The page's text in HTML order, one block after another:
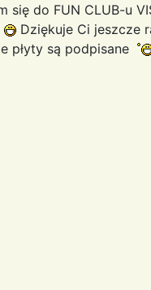
się do FUN CLUB-u
Dziękuje Ci jeszcze
płyty są podpisane